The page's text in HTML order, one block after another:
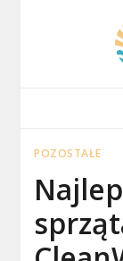
Informacje
POZOSTAŁE